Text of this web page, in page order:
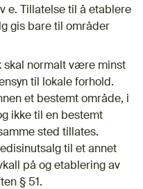
e. Tillatelse til å etablere
gis bare til områder
skal normalt være minst
til lokale forhold.
et bestemt område, i
ikke til en bestemt
sted tillates.
til et annet
på og etablering av
§ 51.